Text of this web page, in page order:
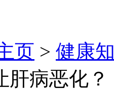
页 > 健康
肝病恶化？